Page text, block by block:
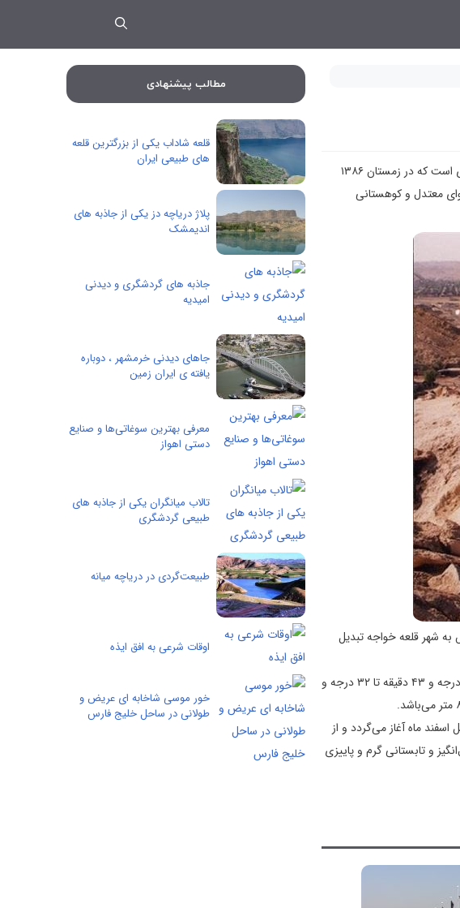
شهری تازه تأسیس و از شهرهای استان خوزستان در کشور ایران است. قلعه خواجه مرکز شهرستان اندیکا شهر جدیدی است که در زمستان ۱۳۸۶
معتدل و کوهستانی
شهر قلعه خواجه تبدیل
شهرستان اندیکا از دید جغرافیایی بین ۴۹ درجه و ۵۳ دقیقه تا ۴۹ درجه و ۵۲ دقیقه طول شرقی از نصف النهار گرینویچ و بین ۳۱ درجه و ۴۳ دقیقه تا ۳۲ درجه و
ماه آغاز می‌گردد و از
و تابستانی گرم و پاییزی
مطالب پیشنهادی
قلعه شاداب یکی از بزرگترین قلعه
های طبیعی ایران
پلاژ دریاچه دز یکی از جاذبه های
اندیمشک
جاذبه های گردشگری و دیدنی
امیدیه
جاهای دیدنی خرمشهر ، دوباره
یافته ی ایران زمین
معرفی بهترین سوغاتی‌ها و صنایع
دستی اهواز
تالاب میانگران یکی از جاذبه های
طبیعی گردشگری
طبیعت‌گردی در دریاچه میانه
اوقات شرعی به افق ایذه
خور موسی شاخابه ای عریض و
طولانی در ساحل خلیج فارس